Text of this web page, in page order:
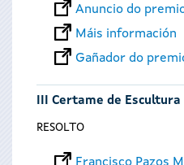
Anuncio do
Máis información
Gañador do
III Certame de
RESOLTO
Francisco Pazos